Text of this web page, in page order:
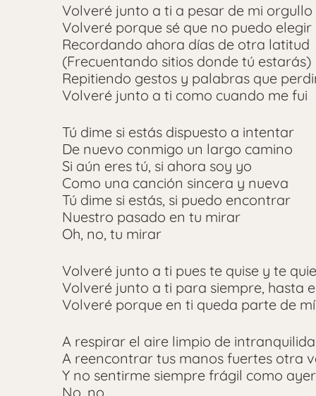
Volveré junto a ti a pesar de mi orgullo
Volveré porque sé que no puedo elegir
Recordando ahora días de otra latitud
(Frecuentando sitios donde tú estarás)
Repitiendo gestos y palabras que
Volveré junto a ti como cuando me fui
Tú dime si estás dispuesto a intentar
De nuevo conmigo un largo camino
Si aún eres tú, si ahora soy yo
Como una canción sincera y nueva
Tú dime si estás, si puedo encontrar
Nuestro pasado en tu mirar
Oh, no, tu mirar
Volveré junto a ti pues te quise y te
Volveré junto a ti para siempre, hasta
Volveré porque en ti queda parte de mí
A respirar el aire limpio de
A reencontrar tus manos fuertes otra
Y no sentirme siempre frágil como ayer
No, no